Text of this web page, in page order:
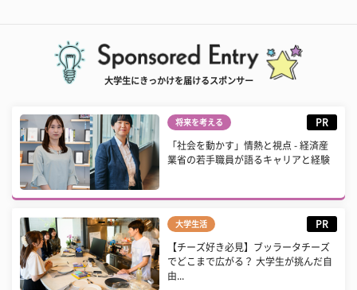
大学生にきっかけを届けるスポンサー
将来を考える PR
「社会を動かす」情熱と視点 - 経済産
業省の若手職員が語るキャリアと経験
大学生活 PR
【チーズ好き必見】ブッラータチーズ
でどこまで広がる？ 大学生が挑んだ自
由...